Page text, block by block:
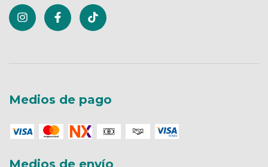
Medios de pago
Medios de envío